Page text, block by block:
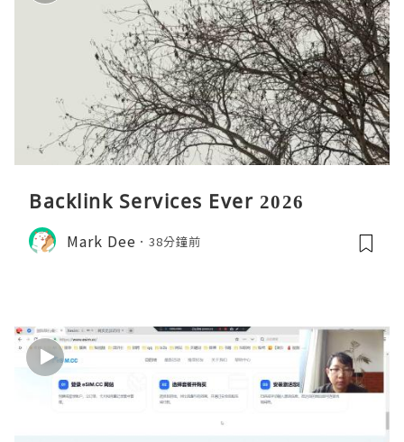
Backlink Services Ever 2026
Mark Dee 38分鐘前